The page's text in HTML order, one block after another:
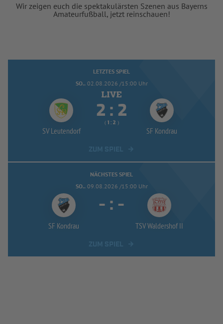
Wir zeigen euch die spektakulärsten Szenen aus Bayerns
Amateurfußball, jetzt reinschauen!
LETZTES SPIEL
SO.. 02.08.2026 /15:00 Uhr
SV Leutendorf
 : 
(  :  )
SF Kondrau
NÄCHSTES SPIEL
SO.. 09.08.2026 /15:00 Uhr
SF Kondrau
- : -
TSV Waldershof II